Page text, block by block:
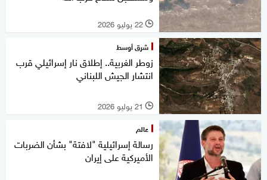
l 22 يوليو 2026
شرق أوسط
زوطر الغربية.. إطلاق نار إسرائيلي قرب
انتشار الجيش اللبناني
l 21 يوليو 2026
عالم
رسالة إسرائيلية "لافتة" بشأن الضربات
الأميركية على إيران